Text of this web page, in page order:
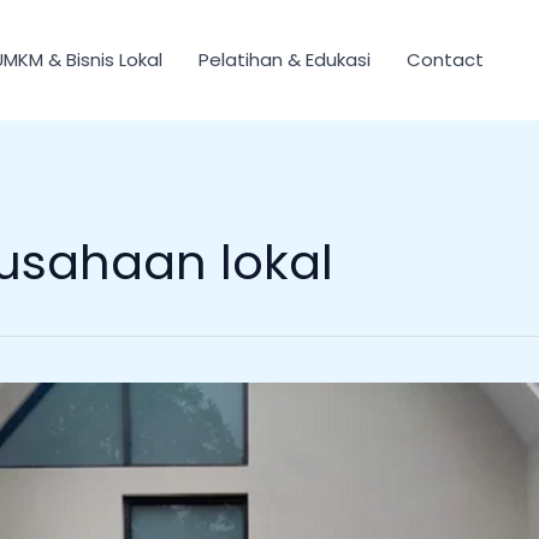
& Bisnis Lokal Pelatihan & Edukasi Contact
lokal